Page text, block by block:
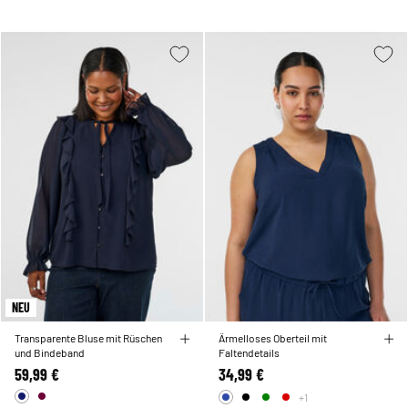
NEU
Transparente Bluse mit Rüschen
und Bindeband
59,99 €
Ärmelloses Oberteil mit
Faltendetails
34,99 €
+1